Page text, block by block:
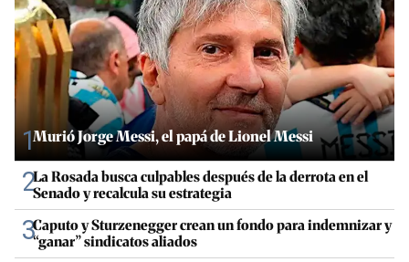
1Murió Jorge Messi, el papá de Lionel Messi
2La Rosada busca culpables después de la derrota en el
Senado y recalcula su estrategia
3Caputo y Sturzenegger crean un fondo para indemnizar y
“ganar” sindicatos aliados